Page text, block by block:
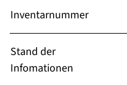
Inventarnummer
Stand der
Infomationen